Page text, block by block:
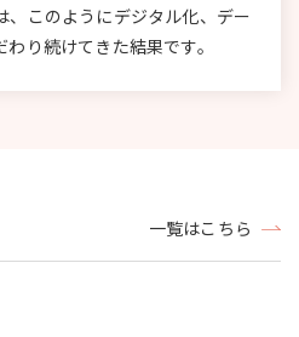
、このようにデジタル化、デー
り続けてきた結果です。
一覧はこちら